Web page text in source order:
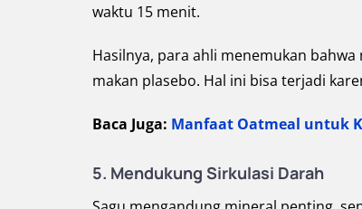
waktu 15 menit.
Hasilnya, para ahli menemukan
makan plasebo. Hal ini bisa terjadi
Baca Juga: Manfaat Oatmeal untuk
5. Mendukung Sirkulasi Darah